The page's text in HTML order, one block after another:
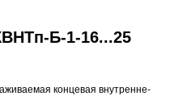
Б-1-16...25
концевая внутренне-